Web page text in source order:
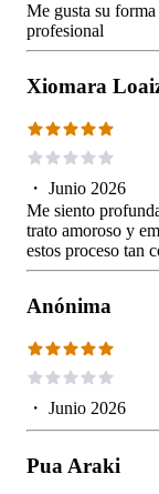
Me gusta su
profesional
Xiomara
・ Junio 2026
Me siento
trato amoroso y
estos proceso tan
Anónima
・ Junio 2026
Pua Araki